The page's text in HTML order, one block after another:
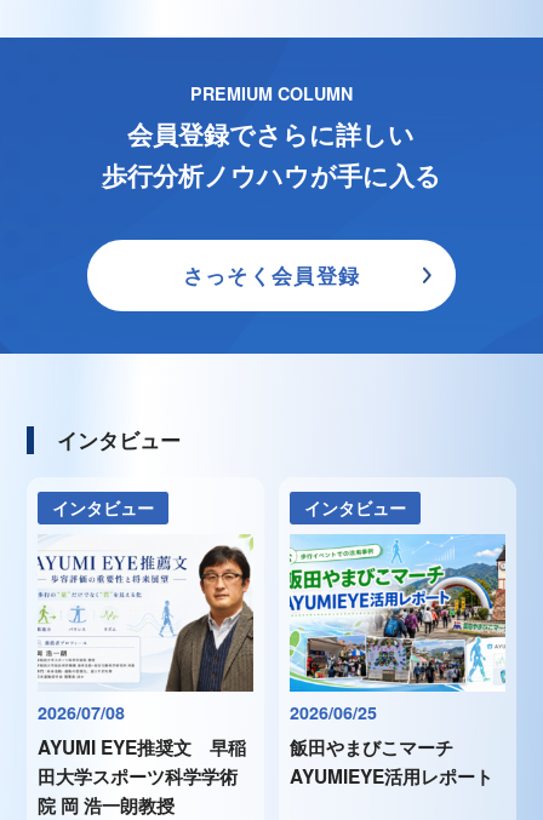
PREMIUM COLUMN
会員登録でさらに詳しい
歩行分析ノウハウが手に入る
さっそく会員登録
インタビュー
インタビュー
2026/07/08
AYUMI EYE推奨文 早稲
田大学スポーツ科学学術
院 岡 浩一朗教授
インタビュー
2026/06/25
飯田やまびこマーチ
AYUMIEYE活用レポート